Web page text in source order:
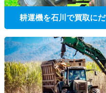
耕運機を石川で買取に